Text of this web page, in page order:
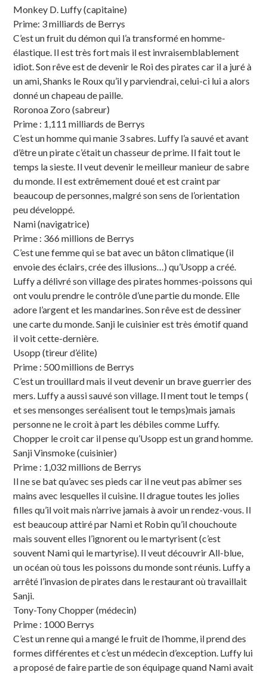
Monkey D. Luffy (capitaine)
Prime: 3 milliards de Berrys
C’est un fruit du démon qui l’a transformé en homme-
élastique. Il est très fort mais il est invraisemblablement
idiot. Son rêve est de devenir le Roi des pirates car il a juré à
un ami, Shanks le Roux qu’il y parviendrai, celui-ci lui a alors
donné un chapeau de paille.
Roronoa Zoro (sabreur)
Prime : 1,111 milliards de Berrys
C’est un homme qui manie 3 sabres. Luffy l’a sauvé et avant
d’être un pirate c’était un chasseur de prime. Il fait tout le
temps la sieste. Il veut devenir le meilleur manieur de sabre
du monde. Il est extrêmement doué et est craint par
beaucoup de personnes, malgré son sens de l’orientation
peu développé.
Nami (navigatrice)
Prime : 366 millions de Berrys
C’est une femme qui se bat avec un bâton climatique (il
envoie des éclairs, crée des illusions…) qu’Usopp a créé.
Luffy a délivré son village des pirates hommes-poissons qui
ont voulu prendre le contrôle d’une partie du monde. Elle
adore l’argent et les mandarines. Son rêve est de dessiner
une carte du monde. Sanji le cuisinier est très émotif quand
il voit cette-dernière.
Usopp (tireur d’élite)
Prime : 500 millions de Berrys
C’est un trouillard mais il veut devenir un brave guerrier des
mers. Luffy a aussi sauvé son village. Il ment tout le temps (
et ses mensonges seréalisent tout le temps)mais jamais
personne ne le croit à part les débiles comme Luffy.
Chopper le croit car il pense qu’Usopp est un grand homme.
Sanji Vinsmoke (cuisinier)
Prime : 1,032 millions de Berrys
Il ne se bat qu’avec ses pieds car il ne veut pas abîmer ses
mains avec lesquelles il cuisine. Il drague toutes les jolies
filles qu’il voit mais n’arrive jamais à avoir un rendez-vous. Il
est beaucoup attiré par Nami et Robin qu’il chouchoute
mais souvent elles l’ignorent ou le martyrisent (c’est
souvent Nami qui le martyrise). Il veut découvrir All-blue,
un océan où tous les poissons du monde sont réunis. Luffy a
arrêté l’invasion de pirates dans le restaurant où travaillait
Sanji.
Tony-Tony Chopper (médecin)
Prime : 1000 Berrys
C’est un renne qui a mangé le fruit de l’homme, il prend des
formes différentes et c’est un médecin d’exception. Luffy lui
a proposé de faire partie de son équipage quand Nami avait